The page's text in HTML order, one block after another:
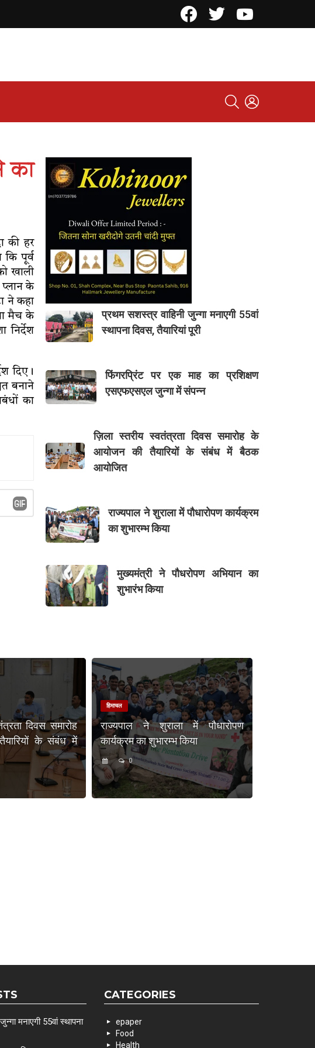
SEARCH
का
की हर
पूर्व
खाली
के
ने कहा
मैच के
निर्देश
दिए।
बनाने
का
प्रथम सशस्त्र वाहिनी जुन्गा मनाएगी 55वां
स्थापना दिवस, तैयारियां पूरी
फिंगरप्रिंट पर एक माह का प्रशिक्षण
एसएफएसएल जुन्गा में संपन्न
ज़िला स्तरीय स्वतंत्रता दिवस समारोह के
आयोजन की तैयारियों के संबंध में बैठक
आयोजित
राज्यपाल ने शुराला में पौधारोपण कार्यक्रम
का शुभारम्भ किया
मुख्यमंत्री ने पौधरोपण अभियान का
शुभारंभ किया
दिवस समारोह
के संबंध में
हिमाचल
राज्यपाल ने शुराला में पौधारोपण
कार्यक्रम का शुभारम्भ किया
0
मनाएगी 55वां स्थापना
CATEGORIES
epaper
Food
Health